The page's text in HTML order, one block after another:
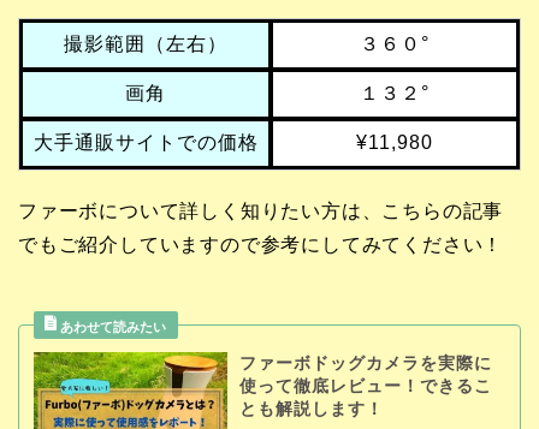
撮影範囲（左右） ３６０°
画角 １３２°
大手通販サイトでの価格 ¥11,980
ファーボについて詳しく知りたい方は、こちらの記事
でもご紹介していますので参考にしてみてください！
ファーボドッグカメラを実際に
使って徹底レビュー！できるこ
とも解説します！